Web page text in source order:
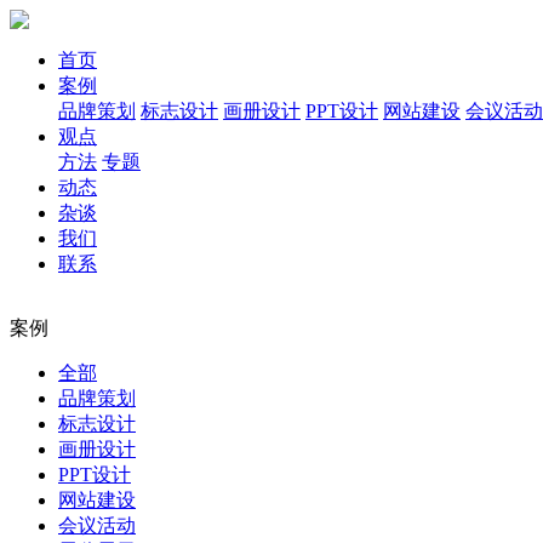
首页
案例
品牌策划 标志设计 画册设计 PPT设计 网站建设 会议活动
观点
方法 专题
动态
杂谈
我们
联系
案例
全部
品牌策划
标志设计
画册设计
PPT设计
网站建设
会议活动